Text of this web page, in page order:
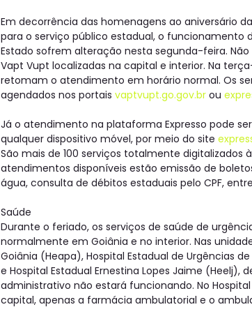
Em decorrência das homenagens ao aniversário
para o serviço público estadual, o funcionamento
Estado sofrem alteração nesta segunda-feira.
Vapt Vupt localizadas na capital e interior. Na
retomam o atendimento em horário normal. Os
agendados nos portais vaptvupt.go.gov.br ou
Já o atendimento na plataforma Expresso pode
qualquer dispositivo móvel, por meio do site
São mais de 100 serviços totalmente digitalizados
atendimentos disponíveis estão emissão de
água, consulta de débitos estaduais pelo CPF,
Saúde
Durante o feriado, os serviços de saúde de
normalmente em Goiânia e no interior. Nas
Goiânia (Heapa), Hospital Estadual de Urgências
e Hospital Estadual Ernestina Lopes Jaime (Heelj),
administrativo não estará funcionando. No
capital, apenas a farmácia ambulatorial e o